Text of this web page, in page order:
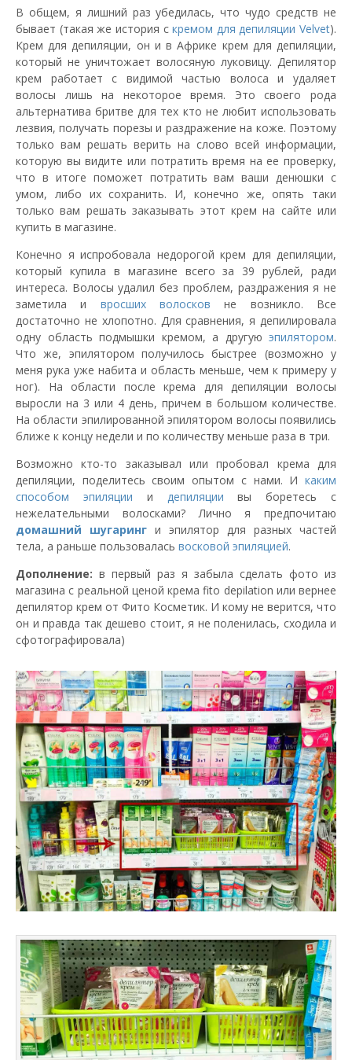
В общем, я лишний раз убедилась, что чудо средств не
бывает (такая же история скремом для депиляции Velvet).
Крем для депиляции, он и в Африке крем для депиляции,
который не уничтожает волосяную луковицу. Депилятор
крем работает с видимой частью волоса и удаляет
волосы лишь на некоторое время. Это своего рода
альтернатива бритве для тех кто не любит использовать
лезвия, получать порезы и раздражение на коже. Поэтому
только вам решать верить на слово всей информации,
которую вы видите или потратить время на ее проверку,
что в итоге поможет потратить вам ваши денюшки с
умом, либо их сохранить. И, конечно же, опять таки
только вам решать заказывать этот крем на сайте или
купить в магазине.
Конечно я испробовала недорогой крем для депиляции,
который купила в магазине всего за 39 рублей, ради
интереса. Волосы удалил без проблем, раздражения я не
заметила и вросших волосков не возникло. Все
достаточно не хлопотно. Для сравнения, я депилировала
одну область подмышки кремом, а другую эпилятором.
Что же, эпилятором получилось быстрее (возможно у
меня рука уже набита и область меньше, чем к примеру у
ног). На области после крема для депиляции волосы
выросли на 3 или 4 день, причем в большом количестве.
На области эпилированной эпилятором волосы появились
ближе к концу недели и по количеству меньше раза в три.
Возможно кто-то заказывал или пробовал крема для
депиляции, поделитесь своим опытом с нами. И каким
способом эпиляции и депиляции вы боретесь с
нежелательными волосками? Лично я предпочитаю
домашний
шугаринг и эпилятор для разных частей
тела, а раньше пользовалась восковой эпиляцией.
Дополнение: в первый раз я забыла сделать фото из
магазина с реальной ценой крема fito depilation или вернее
депилятор крем от Фито Косметик. И кому не верится, что
он и правда так дешево стоит, я не поленилась, сходила и
сфотографировала)